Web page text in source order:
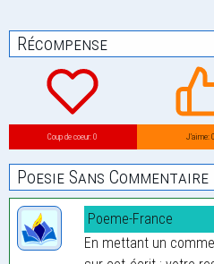
Récompense
Coup de coeur: 0 J’aime: 0
Poesie Sans Commentaire
Poeme-France
En mettant un